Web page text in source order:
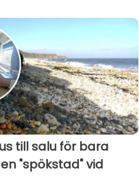
till salu för bara
"spökstad" vid